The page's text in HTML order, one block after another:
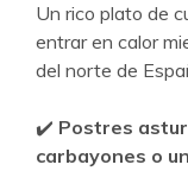
Un rico plato de
entrar en calor
del norte de
✔️ Postres
carbayones o